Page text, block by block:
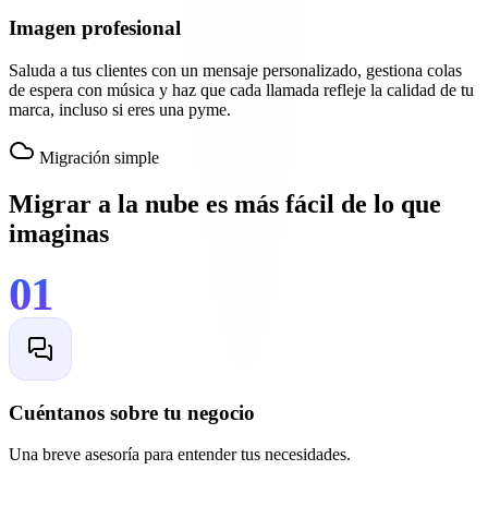
Imagen profesional
Saluda a tus clientes con un mensaje personalizado, gestiona colas
de espera con música y haz que cada llamada refleje la calidad de tu
marca, incluso si eres una pyme.
Migración simple
Migrar a la nube es más fácil de lo que
imaginas
01
Cuéntanos sobre tu negocio
Una breve asesoría para entender tus necesidades.